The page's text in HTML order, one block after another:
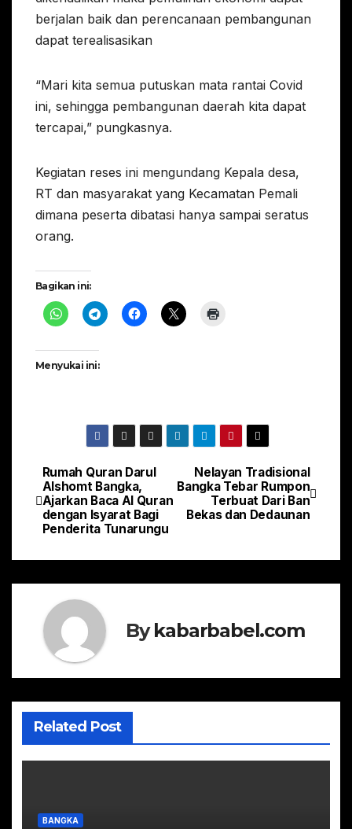
berjalan baik dan perencanaan pembangunan
dapat terealisasikan
“Mari kita semua putuskan mata rantai Covid
ini, sehingga pembangunan daerah kita dapat
tercapai,” pungkasnya.
Kegiatan reses ini mengundang Kepala desa,
RT dan masyarakat yang Kecamatan Pemali
dimana peserta dibatasi hanya sampai seratus
orang.
Bagikan ini:
Menyukai ini:
Navigasi
pos
Nelayan Tradisional
Bangka Tebar Rumpon
Terbuat Dari Ban
Bekas dan Dedaunan
Rumah Quran Darul
Alshomt Bangka,
Ajarkan Baca Al Quran
dengan Isyarat Bagi
Penderita Tunarungu
Bykabarbabel.com
Related Post
BANGKA